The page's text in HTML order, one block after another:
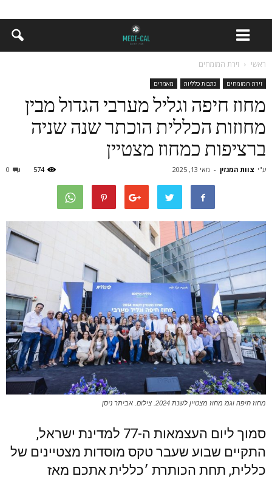
ראשי זירת המומחים
זירת המומחים כתבות כלליות מאמרים
מחוז חיפה וגליל מערבי הגדול מבין
מחוזות הכללית הוכתר שנה שניה
ברציפות כמחוז מצטיין
ע"י צוות המגזין - מאי 13, 2025 0 574
מחוז חיפה וגמ מחוז מצטיין לשנת 2024. צילום. אביתר ניסן
סמוך ליום העצמאות ה-77 למדינת ישראל,
התקיים שבוע שעבר טקס מוסדות מצטיינים של
כללית, תחת הכותרת ׳כללית אתכם מאז